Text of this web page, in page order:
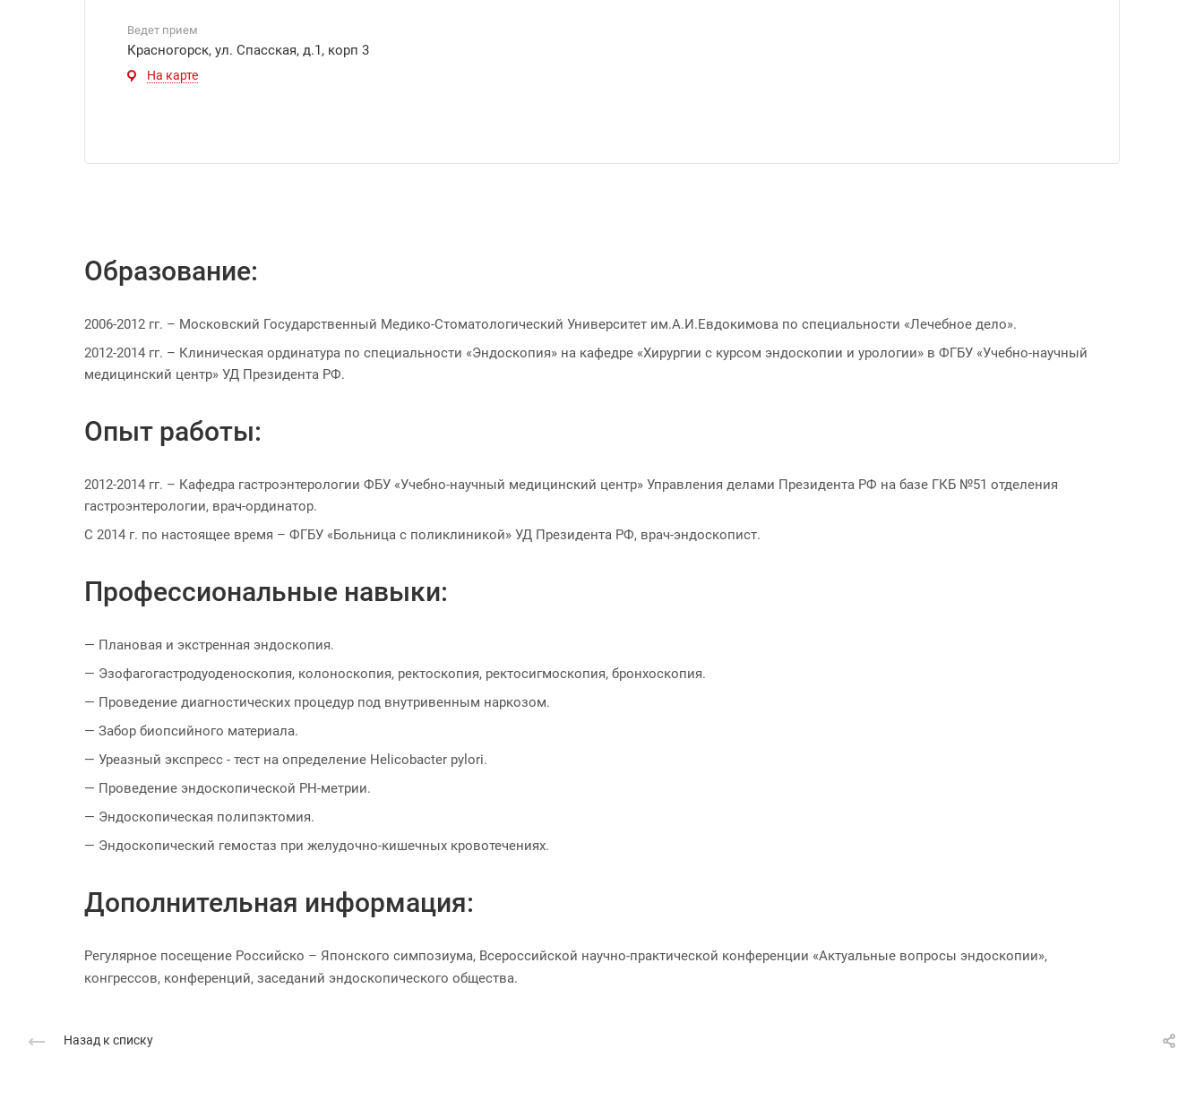
Ведет прием
Красногорск, ул. Спасская, д.1, корп 3
На карте
Образование:
2006-2012 гг. – Московский Государственный Медико-Стоматологический Университет им.А.И.Евдокимова по специальности «Лечебное дело».
2012-2014 гг. – Клиническая ординатура по специальности «Эндоскопия» на кафедре «Хирургии с курсом эндоскопии и урологии» в ФГБУ «Учебно-научный
медицинский центр» УД Президента РФ.
Опыт работы:
2012-2014 гг. – Кафедра гастроэнтерологии ФБУ «Учебно-научный медицинский центр» Управления делами Президента РФ на базе ГКБ №51 отделения
гастроэнтерологии, врач-ординатор.
С 2014 г. по настоящее время – ФГБУ «Больница с поликлиникой» УД Президента РФ, врач-эндоскопист.
Профессиональные навыки:
— Плановая и экстренная эндоскопия.
— Эзофагогастродуоденоскопия, колоноскопия, ректоскопия, ректосигмоскопия, бронхоскопия.
— Проведение диагностических процедур под внутривенным наркозом.
— Забор биопсийного материала.
— Уреазный экспресс - тест на определение Helicobacter pylori.
— Проведение эндоскопической РН-метрии.
— Эндоскопическая полипэктомия.
— Эндоскопический гемостаз при желудочно-кишечных кровотечениях.
Дополнительная информация:
Регулярное посещение Российско – Японского симпозиума, Всероссийской научно-практической конференции «Актуальные вопросы эндоскопии»,
конгрессов, конференций, заседаний эндоскопического общества.
Назад к списку